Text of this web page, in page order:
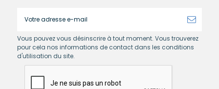
Vous pouvez vous désinscrire à tout moment. Vous trouverez
pour cela nos informations de contact dans les conditions
d'utilisation du site.